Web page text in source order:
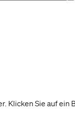
Klicken Sie auf ein